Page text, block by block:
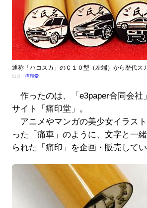
通称「ハコスカ」のＣ１０型（左端）から歴代ス
出典： 痛印堂
作ったのは、「e3paper合同会社
サイト「痛印堂」。
アニメやマンガの美少女イラス
った「痛車」のように、文字と一
られた「痛印」を企画・販売してい